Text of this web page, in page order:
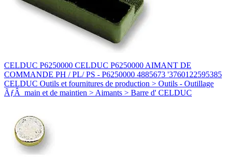
CELDUC P6250000 CELDUC P6250000 AIMANT DE
COMMANDE PH / PL/ PS - P6250000 4885673 '3760122595385
CELDUC Outils et fournitures de production > Outils - Outillage
ÃƒÂ main et de maintien > Aimants > Barre d' CELDUC